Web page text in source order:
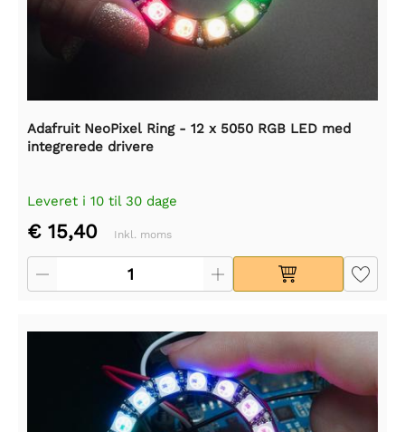
Adafruit NeoPixel Ring - 12 x 5050 RGB LED med
integrerede drivere
Leveret i 10 til 30 dage
€ 15,40 Inkl. moms